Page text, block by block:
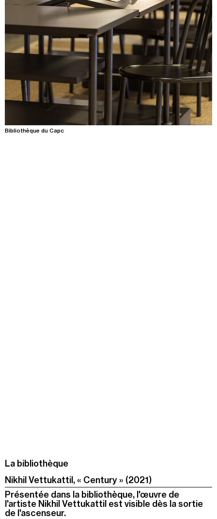
Menu
Recherche
Recherche
Today
Bibliothèque du Capc
La bibliothèque
Nikhil Vettukattil, « Century » (2021)
Présentée dans la bibliothèque, l'œuvre de
l'artiste Nikhil Vettukattil est visible dès la sortie
de l'ascenseur.